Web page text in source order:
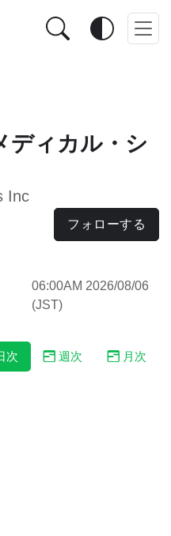
ディカル・シ
Inc
フォローする
06:00AM 2026/08/06
(JST)
次
週次 月次